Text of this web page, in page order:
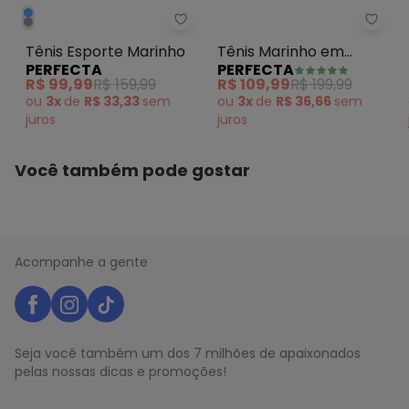
abril/2026 N/D*
fevereiro/2026
Perfecta - Tênis Esporte
Tênis Esporte Marinho
PERFECTA
R$ 99,99R$ 159,99
ou 3x de R$ 33,33 sem
juros
Tênis Marinho em
Tecido
PERFECTA
R$ 109,99R$ 199,99
ou 3x de R$ 36,66 sem
juros
Você também pode gostar
Acompanhe a gente
Seja você também um dos 7 milhões de apaixonados
pelas nossas dicas e promoções!